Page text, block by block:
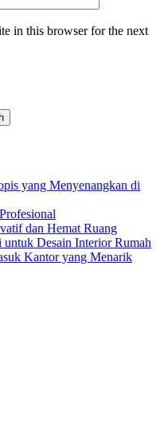
in this browser for the next
yang Menyenangkan di
dan Hemat Ruang
Desain Interior Rumah
Kantor yang Menarik